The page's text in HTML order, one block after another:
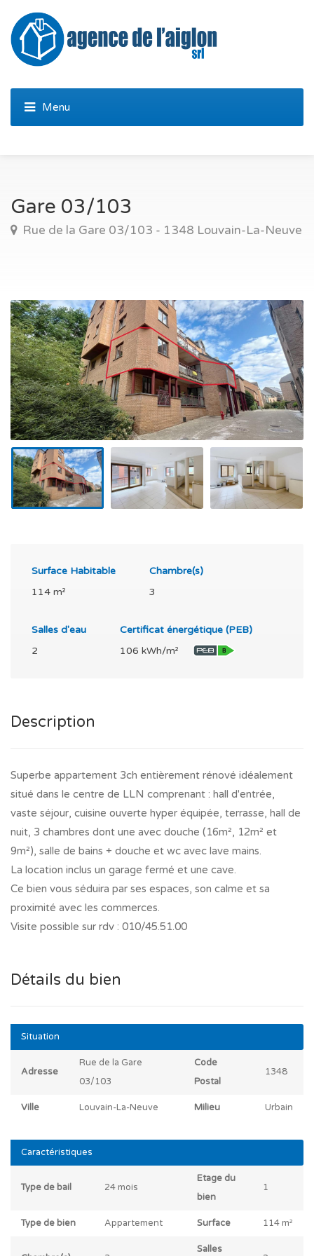
Gare 03/103
Rue de la Gare 03/103 - 1348 Louvain-La-Neuve
Surface Habitable
114 m²
Chambre(s)
3
Salles d'eau
2
Certificat énergétique (PEB)
106 kWh/m²
Description
Superbe appartement 3ch entièrement rénové idéalement
situé dans le centre de LLN comprenant : hall d'entrée,
vaste séjour, cuisine ouverte hyper équipée, terrasse, hall de
nuit, 3 chambres dont une avec douche (16m², 12m² et
9m²), salle de bains + douche et wc avec lave mains.
La location inclus un garage fermé et une cave.
Ce bien vous séduira par ses espaces, son calme et sa
proximité avec les commerces.
Visite possible sur rdv : 010/45.51.00
Détails du bien
Situation
Adresse
Rue de la Gare
03/103
Code
Postal
1348
Ville Louvain-La-Neuve Milieu Urbain
Caractéristiques
Type de bail 24 mois
Etage du
bien
1
Type de bien Appartement Surface 114 m²
Salles